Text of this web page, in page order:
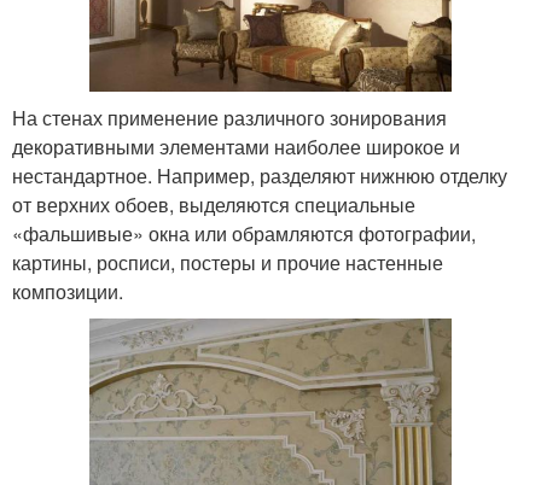
На стенах применение различного зонирования
декоративными элементами наиболее широкое и
нестандартное. Например, разделяют нижнюю отделку
от верхних обоев, выделяются специальные
«фальшивые» окна или обрамляются фотографии,
картины, росписи, постеры и прочие настенные
композиции.